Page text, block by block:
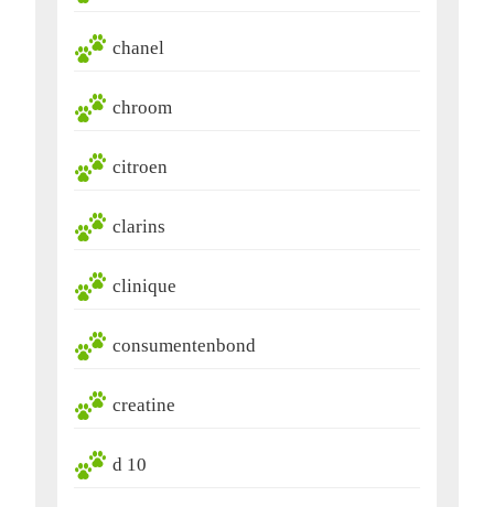
chanel
chroom
citroen
clarins
clinique
consumentenbond
creatine
d 10